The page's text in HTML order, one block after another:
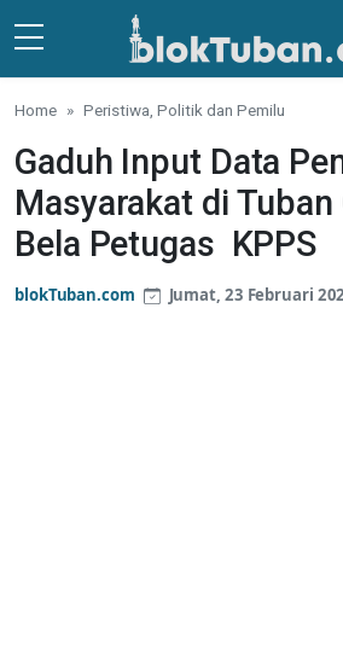
Skip to main content
Home Peristiwa, Politik dan Pemilu
Gaduh Input Data
Masyarakat di Tuban
Bela Petugas KPPS
blokTuban.com Jumat, 23 Februari